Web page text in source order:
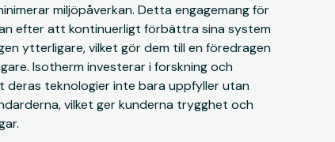
miljöpåverkan. Detta engagemang för
efter att kontinuerligt förbättra sina system
ytterligare, vilket gör dem till en föredragen
Isotherm investerar i forskning och
teknologier inte bara uppfyller utan
vilket ger kunderna trygghet och